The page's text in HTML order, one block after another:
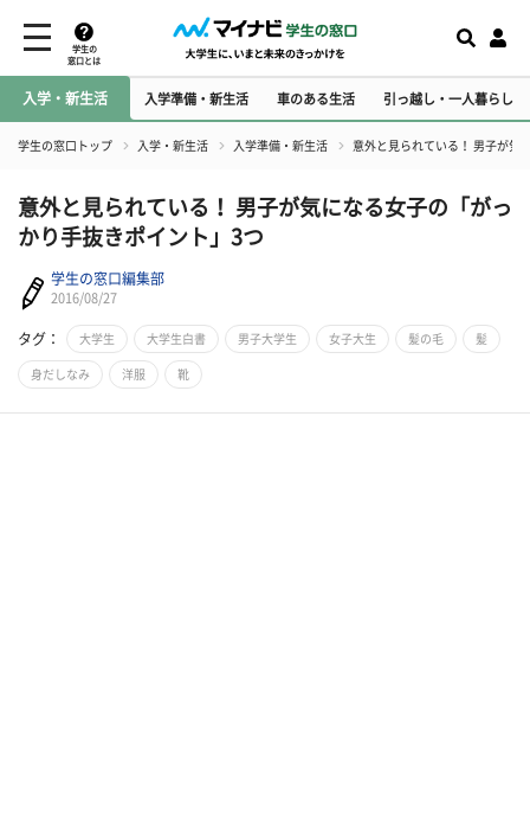
学生の
窓口とは
入学・新生活 入学準備・新生活 車のある生活 引っ越し・一人暮らし
学生の窓口トップ 入学・新生活 入学準備・新生活 意外と見られている！ 男子が気
意外と見られている！ 男子が気になる女子の「がっ
かり手抜きポイント」3つ
学生の窓口編集部
2016/08/27
タグ： 大学生 大学生白書 男子大学生 女子大生 髪の毛 髪
身だしなみ 洋服 靴